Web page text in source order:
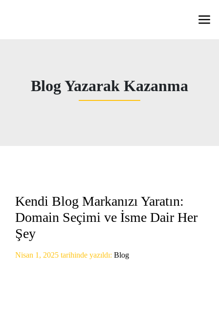
Blog Yazarak Kazanma
Kendi Blog Markanızı Yaratın:
Domain Seçimi ve İsme Dair Her
Şey
Nisan 1, 2025 tarihinde yazıldı: Blog